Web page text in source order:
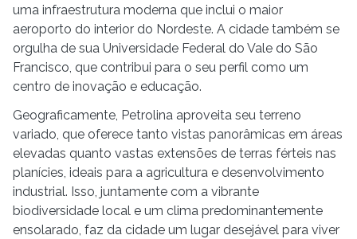
uma infraestrutura moderna que inclui o maior
aeroporto do interior do Nordeste. A cidade também se
orgulha de sua Universidade Federal do Vale do São
Francisco, que contribui para o seu perfil como um
centro de inovação e educação.
Geograficamente, Petrolina aproveita seu terreno
variado, que oferece tanto vistas panorâmicas em áreas
elevadas quanto vastas extensões de terras férteis nas
planícies, ideais para a agricultura e desenvolvimento
industrial. Isso, juntamente com a vibrante
biodiversidade local e um clima predominantemente
ensolarado, faz da cidade um lugar desejável para viver